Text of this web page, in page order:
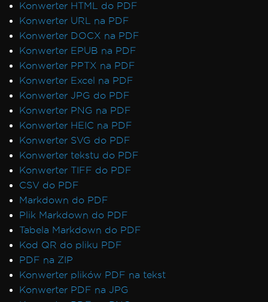
Konwerter HTML do PDF
Konwerter URL na PDF
Konwerter DOCX na PDF
Konwerter EPUB na PDF
Konwerter PPTX na PDF
Konwerter Excel na PDF
Konwerter JPG do PDF
Konwerter PNG na PDF
Konwerter HEIC na PDF
Konwerter SVG do PDF
Konwerter tekstu do PDF
Konwerter TIFF do PDF
CSV do PDF
Markdown do PDF
Plik Markdown do PDF
Tabela Markdown do PDF
Kod QR do pliku PDF
PDF na ZIP
Konwerter plików PDF na tekst
Konwerter PDF na JPG